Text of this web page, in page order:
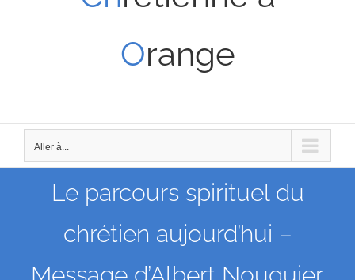
Orange
Aller à...
Le parcours spirituel du
chrétien aujourd’hui –